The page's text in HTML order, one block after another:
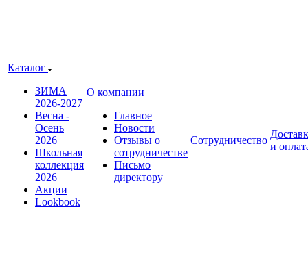
Каталог
ЗИМА
2026-2027
Весна -
Осень
2026
Школьная
коллекция
2026
Акции
Lookbook
О компании
Главное
Новости
Отзывы о
сотрудничестве
Письмо
директору
Сотрудничество
и